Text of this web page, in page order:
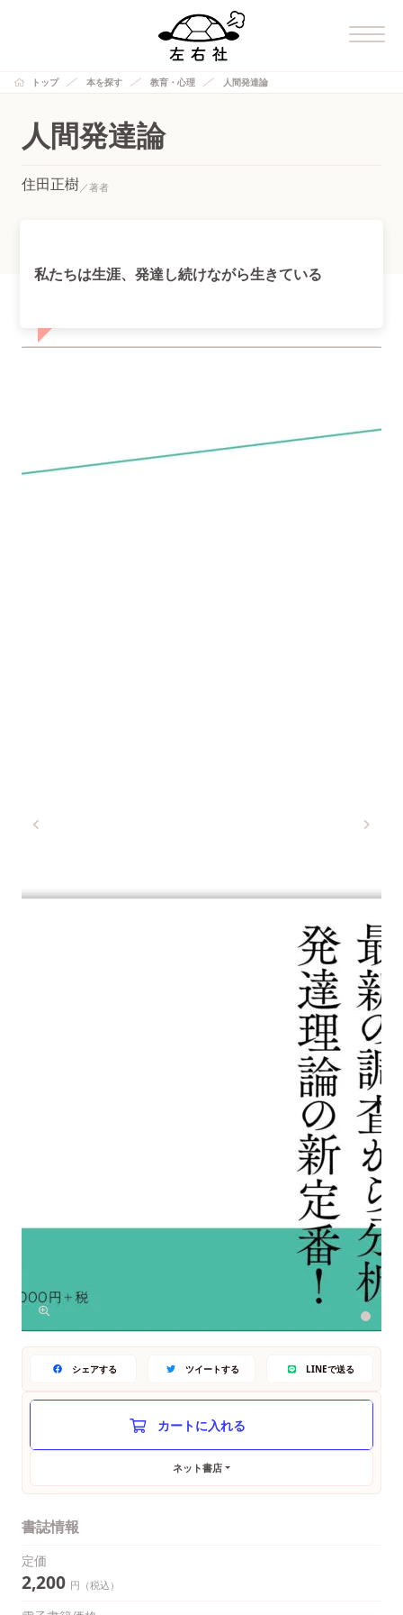
トップ 本を探す 教育・心理 人間発達論
人間発達論
住田正樹
私たちは生涯、発達し続けながら生きている
シェアする ツイートする LINEで送る
ネット書店
書誌情報
定価
2,200 円（税込）